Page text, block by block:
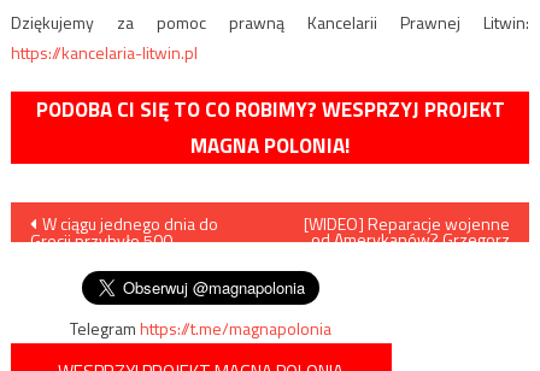
Dziękujemy za pomoc prawną Kancelarii Prawnej Litwin:
https://kancelaria-litwin.pl
PODOBA CI SIĘ TO CO ROBIMY? WESPRZYJ PROJEKT
MAGNA POLONIA!
Nawigacja
wpisu
W ciągu jednego dnia do
Grecji przybyło 500
[WIDEO] Reparacje wojenne
od Amerykanów? Grzegorz
Telegramhttps://t.me/magnapolonia